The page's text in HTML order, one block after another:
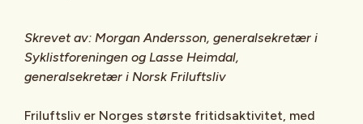
Skrevet av: Morgan Andersson, generalsekretær i
Syklistforeningen og Lasse Heimdal,
generalsekretær i Norsk Friluftsliv
Friluftsliv er Norges største fritidsaktivitet, med